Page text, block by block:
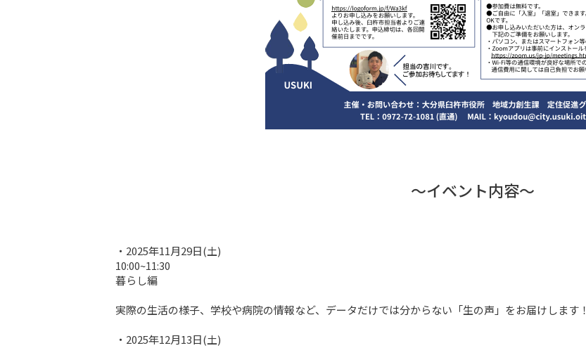
～イベント内容～
・2025年11月29日(土)
10:00~11:30
暮らし編
実際の生活の様子、学校や病院の情報など、データだけでは分からない「生の声」をお届けします！
・2025年12月13日(土)